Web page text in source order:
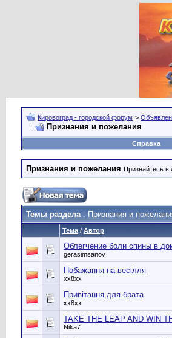
Кировоград - городской форум >
Признания и пожелания
Справка
Признания и пожелания Признайтесь в
Темы раздела: Признания и
Тема / Автор
Облегчение боли спины в
gerasimsanov
Побажання на весілля
хх8хх
Привітання для брата
хх8хх
TAKE THE LEAP AND WIN
Nika7